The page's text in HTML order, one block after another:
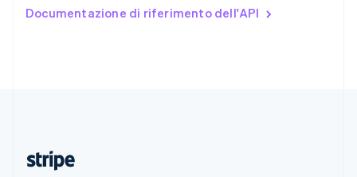
Documentazione di riferimento dell'API
English Español 简体中文